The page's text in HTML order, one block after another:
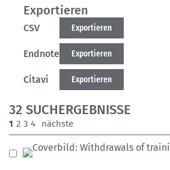
Exportieren
CSV Exportieren
Endnote Exportieren
Citavi Exportieren
32 SUCHERGEBNISSE
1 (current)
2 3 4 nächste